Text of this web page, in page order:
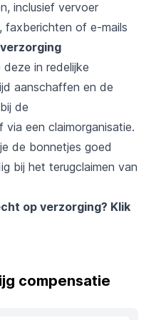
inclusief vervoer
faxberichten of e-mails
deze in redelijke
aanschaffen en de
de
een claimorganisatie.
de bonnetjes goed
bij het terugclaimen van
op verzorging? Klik
compensatie